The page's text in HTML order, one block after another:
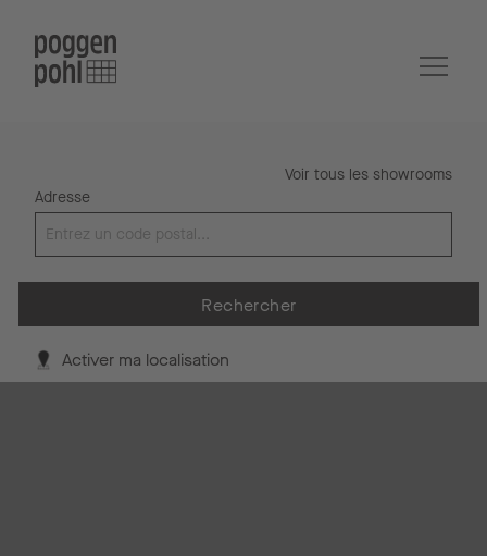
Voir tous les showrooms
Adresse
Rechercher
Activer ma localisation